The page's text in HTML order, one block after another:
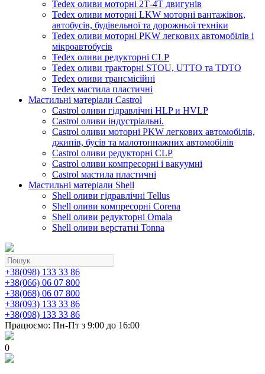
Tedex оливи моторні 2Т-4Т двигунів
Tedex оливи моторні LKW моторні вантажівок,
автобусів, будівельної та дорожньої техніки
Tedex оливи моторні PKW легкових автомобілів і
мікроавтобусів
Tedex оливи редукторні CLP
Tedex оливи тракторні STOU, UTTO та TDTO
Tedex оливи трансмісійні
Tedex мастила пластичні
Мастильні матеріали Castrol
Castrol оливи гідравлічні HLP и HVLP
Castrol оливи індустріальні.
Castrol оливи моторні PKW легкових автомобілів,
джипів, бусів та малотоннажних автомобілів
Castrol оливи редукторні CLP
Castrol оливи компресорні і вакуумні
Castrol мастила пластичні
Мастильні матеріали Shell
Shell оливи гідравлічні Tellus
Shell оливи компресорні Corena
Shell оливи редукторні Omala
Shell оливи верстатні Tonna
+38(098) 133 33 86
+38(066) 06 07 800
+38(068) 06 07 800
+38(093) 133 33 86
+38(098) 133 33 86
Працюємо: Пн-Пт з 9:00 до 16:00
0